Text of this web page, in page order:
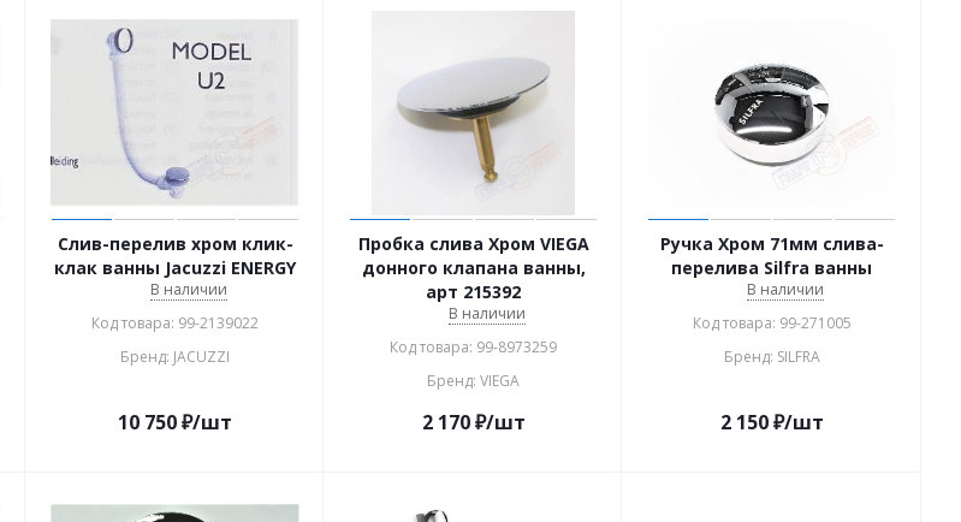
Слив-перелив хром клик-
клак ванны Jacuzzi ENERGY
В наличии
Код товара: 99-2139022
Бренд: JACUZZI
10 750₽/шт
Пробка слива Хром VIEGA
донного клапана ванны,
арт 215392
В наличии
Код товара: 99-8973259
Бренд: VIEGA
2 170₽/шт
Ручка Хром 71мм слива-
перелива Silfra ванны
В наличии
Код товара: 99-271005
Бренд: SILFRA
2 150₽/шт